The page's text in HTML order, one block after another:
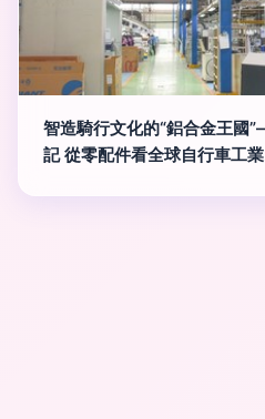
智造騎行文化的“鋁合金王國
記 從零配件看全球自行車工業